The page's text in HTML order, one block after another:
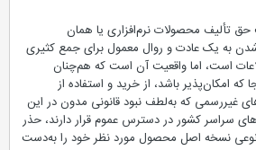
تألیف محصولات نرم‌افزاری یا همان
به یک عادت و روال معمول برای جمع کثیری
است، اما واقعیت آن است که هم‌چنان
امکان‌پذیر باشد، از خرید و استفاده از
غیررسمی که به‌لطف نبود قانونی مدون در این
سراسر کشور در دسترس عموم قرار دارند، حذر
نسخه اصل محصول مورد نظر خود را به‌دست